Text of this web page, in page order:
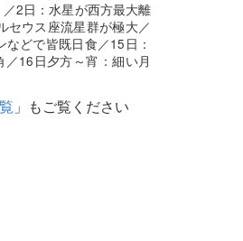
2日：水星が西方最大離
セウス座流星群が極大／
どで皆既日食／15日：
16日夕方～宵：細い月
」もご覧ください